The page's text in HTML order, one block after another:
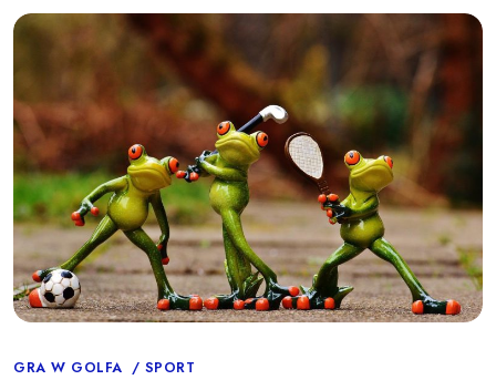
Categories
GRA W GOLFA SPORT